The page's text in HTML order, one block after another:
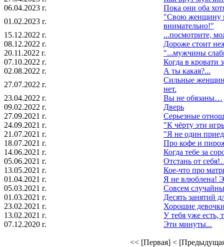
06.04.2023 г.
Пока они оба
01.02.2023 г.
"Свою женщину
внимательно!"
15.12.2022 г.
...посмотрите,
08.12.2022 г.
Дороже стоит
20.11.2022 г.
"...мужчины
07.10.2022 г.
Когда в кровати
02.08.2022 г.
А ты какая?...
27.07.2022 г.
Сильные
нет.
23.04.2022 г.
Вы не обязаны…
09.02.2022 г.
Дверь
27.09.2021 г.
Серьезные
24.09.2021 г.
"К чёрту эти
21.07.2021 г.
"Я не один
18.07.2021 г.
Про кофе и
14.06.2021 г.
Когда тебе за
05.06.2021 г.
Отстань от
13.05.2021 г.
Кое-что про
01.04.2021 г.
Я не влюблена!
05.03.2021 г.
Совсем
01.03.2021 г.
Десять занятий
23.02.2021 г.
Хорошие
13.02.2021 г.
У тебя уже есть,
07.12.2020 г.
Эти минуты...
<< [Первая] <